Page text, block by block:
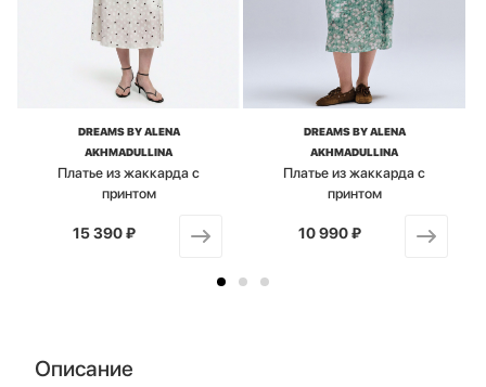
DREAMS BY ALENA
AKHMADULLINA
Платье из жаккарда с
принтом
от
15 390 ₽
DREAMS BY ALENA
AKHMADULLINA
Платье из жаккарда с
принтом
от
10 990 ₽
Описание